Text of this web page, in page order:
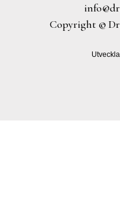
Copyright ©